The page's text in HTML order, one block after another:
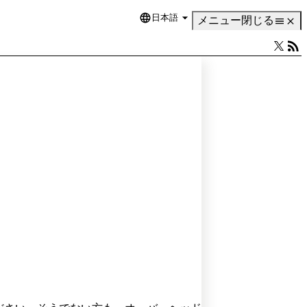
Language
日本語 メニュー閉じる